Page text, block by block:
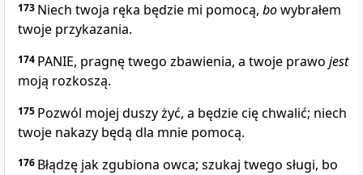
173 Niech twoja ręka będzie mi pomocą, bowybrałem
twoje przykazania.
174 PANIE, pragnę twego zbawienia, a twoje prawo jest
moją rozkoszą.
175 Pozwól mojej duszy żyć, a będzie cię chwalić; niech
twoje nakazy będą dla mnie pomocą.
176 Błądzę jak zgubiona owca; szukaj twego sługi, bo